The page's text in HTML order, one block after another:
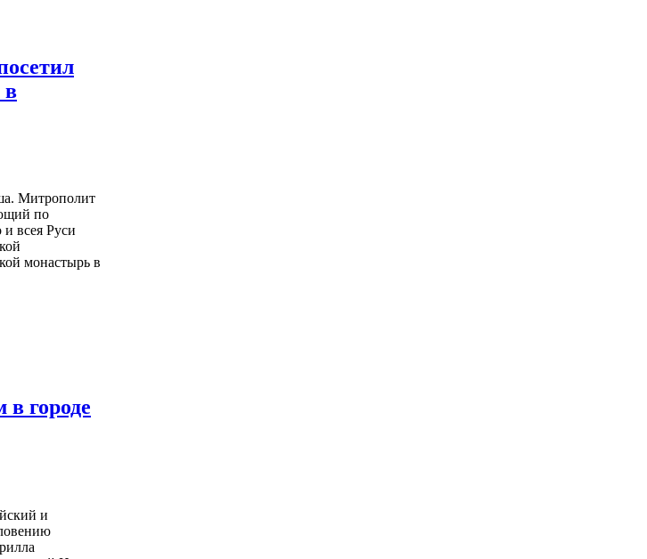
в
Митрополит
по
всея Руси
монастырь в
городе
и